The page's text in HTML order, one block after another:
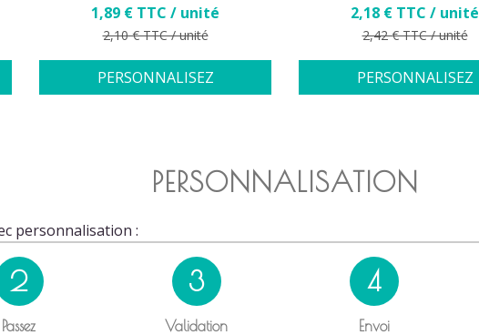
Prix
1,89 € TTC / unité
Prix de base
2,10 € TTC / unité
PERSONNALISEZ
Prix
2,18 € TTC / unité
Prix de base
2,42 € TTC / unité
PERSONNALISEZ
PERSONNALISATION
personnalisation :
2
Passez
3
Validation
4
Envoi